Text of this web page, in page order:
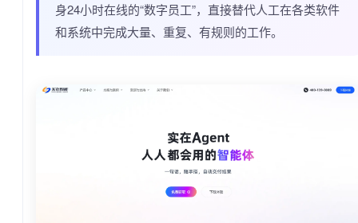
身24小时在线的“数字员工”，直接替代人工在各类软件
和系统中完成大量、重复、有规则的工作。